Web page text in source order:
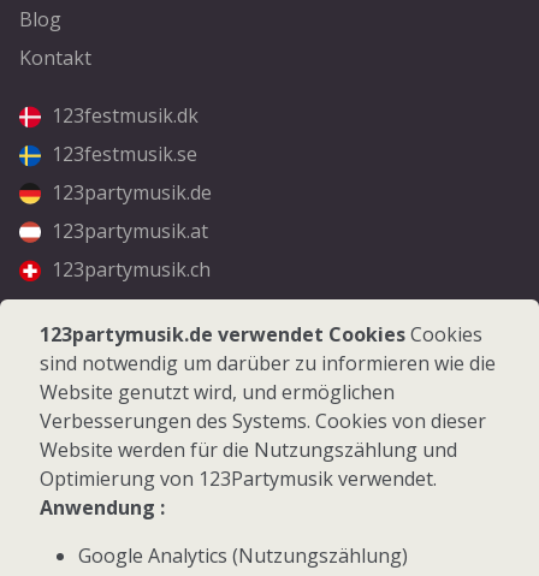
Blog
Kontakt
123festmusik.dk
123festmusik.se
123partymusik.de
123partymusik.at
123partymusik.ch
Folgen Sie uns
Facebook
Instagram
© 2026 123Partymusik.de - Alle Rechte vorbehalten
123partymusik.de verwendet CookiesCookies
sind notwendig um darüber zu informieren wie die
Website genutzt wird, und ermöglichen
Verbesserungen des Systems. Cookies von dieser
Website werden für die Nutzungszählung und
Optimierung von 123Partymusik verwendet.
Anwendung :
Google Analytics (Nutzungszählung)